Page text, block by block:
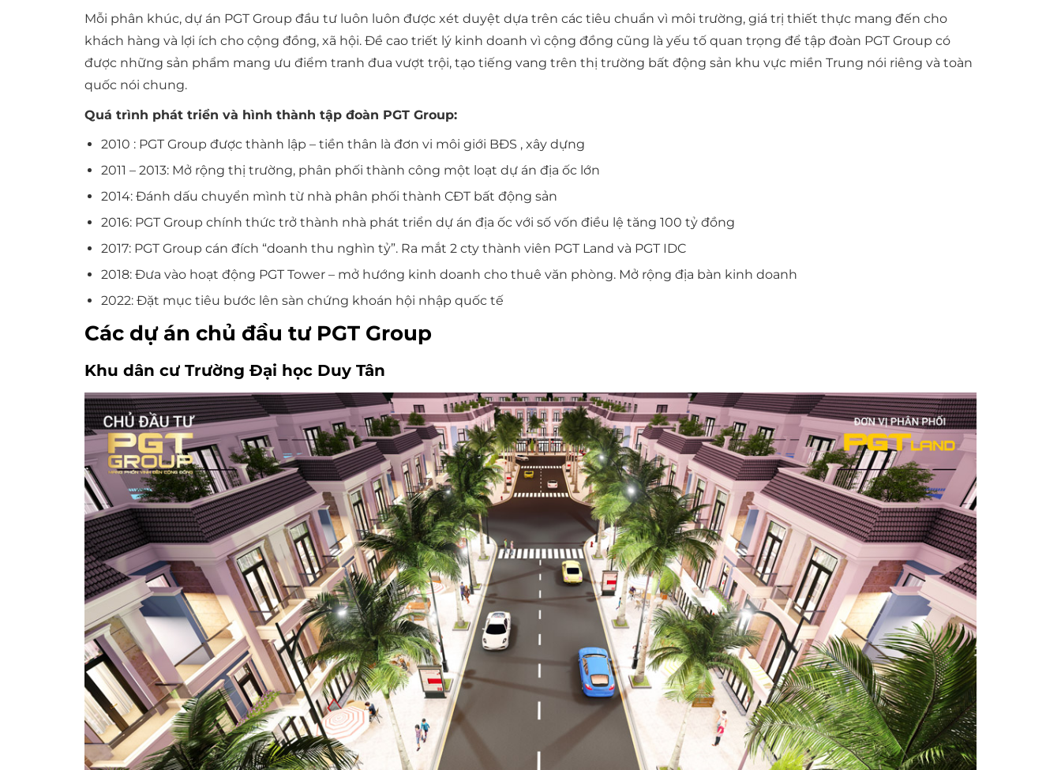
Mỗi phân khúc, dự án PGT Group đầu tư luôn luôn được xét duyệt dựa trên các tiêu chuẩn vì môi trường, giá trị thiết thực mang đến cho
khách hàng và lợi ích cho cộng đồng, xã hội. Đề cao triết lý kinh doanh vì cộng đồng cũng là yếu tố quan trọng để tập đoàn PGT Group có
được những sản phẩm mang ưu điểm tranh đua vượt trội, tạo tiếng vang trên thị trường bất động sản khu vực miền Trung nói riêng và toàn
quốc nói chung.
Quá trình phát triển và hình thành tập đoàn PGT Group:
2010 : PGT Group được thành lập – tiền thân là đơn vi môi giới BĐS , xây dựng
2011 – 2013: Mở rộng thị trường, phân phối thành công một loạt dự án địa ốc lớn
2014: Đánh dấu chuyển mình từ nhà phân phối thành CĐT bất động sản
2016: PGT Group chính thức trở thành nhà phát triển dự án địa ốc với số vốn điều lệ tăng 100 tỷ đồng
2017: PGT Group cán đích “doanh thu nghìn tỷ”. Ra mắt 2 cty thành viên PGT Land và PGT IDC
2018: Đưa vào hoạt động PGT Tower – mở hướng kinh doanh cho thuê văn phòng. Mở rộng địa bàn kinh doanh
2022: Đặt mục tiêu bước lên sàn chứng khoán hội nhập quốc tế
Các dự án chủ đầu tư PGT Group
Khu dân cư Trường Đại học Duy Tân